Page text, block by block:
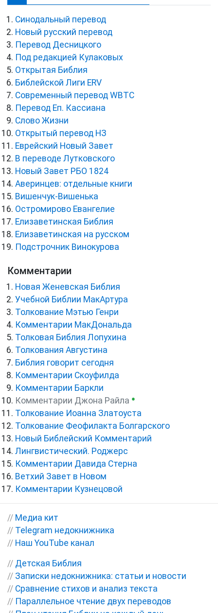
Синодальный перевод
Новый русский перевод
Перевод Десницкого
Под редакцией Кулаковых
Открытая Библия
Библейской Лиги ERV
Cовременный перевод WBTC
Перевод Еп. Кассиана
Слово Жизни
Открытый перевод НЗ
Еврейский Новый Завет
В переводе Лутковского
Новый Завет РБО 1824
Аверинцев: отдельные книги
Вишенчук-Вишенька
Остромирово Евангелие
Елизаветинская Библия
Елизаветинская на русском
Подстрочник Винокурова
Комментарии
Новая Женевская Библия
Учебной Библии МакАртура
Толкование Мэтью Генри
Комментарии МакДональда
Толковая Библия Лопухина
Толкования Августина
Библия говорит сегодня
Комментарии Скоуфилда
Комментарии Баркли
Комментарии Джона Райла ●
Толкование Иоанна Златоуста
Толкование Феофилакта Болгарского
Новый Библейский Комментарий
Лингвистический. Роджерс
Комментарии Давида Стерна
Ветхий Завет в Новом
Комментарии Кузнецовой
// Медиа кит
// Telegram недокнижника
// Наш YouTube канал
// Детская Библия
// Записки недокнижника: статьи и новости
// Сравнение стихов и анализ текста
// Параллельное чтение двух переводов